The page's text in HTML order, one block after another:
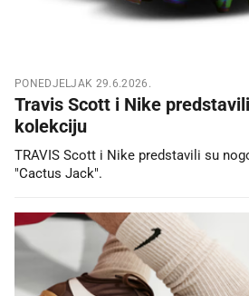
PONEDJELJAK 29.6.2026.
Travis Scott i Nike
kolekciju
TRAVIS Scott i Nike predstavili su
"Cactus Jack".